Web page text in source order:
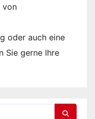
von
oder auch eine
Sie gerne Ihre